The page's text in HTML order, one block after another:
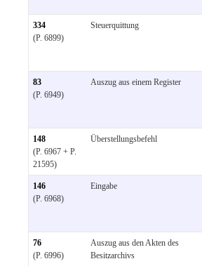
334
(P. 6899)
Steuerquittung
83
(P. 6949)
Auszug aus einem Register
148
(P. 6967 + P.
21595)
Überstellungsbefehl
146
(P. 6968)
Eingabe
76
(P. 6996)
Auszug aus den Akten des
Besitzarchivs